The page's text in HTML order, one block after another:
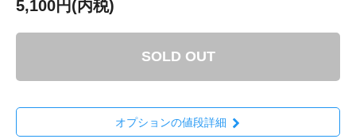
5,100円(内税)
SOLD OUT
オプションの値段詳細